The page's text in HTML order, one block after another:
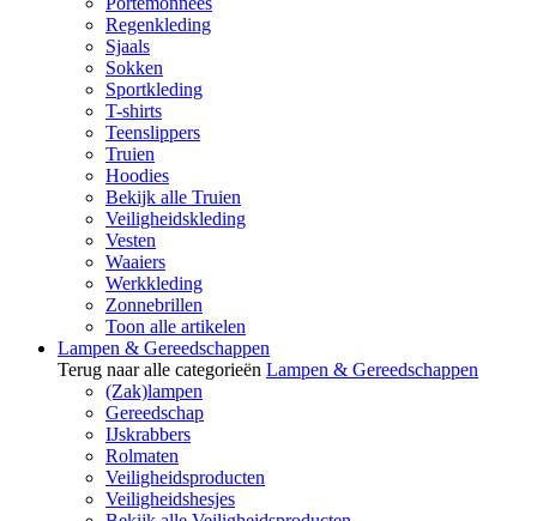
Regenkleding
Sjaals
Sokken
Sportkleding
T-shirts
Teenslippers
Truien
Hoodies
Bekijk alle Truien
Veiligheidskleding
Vesten
Waaiers
Werkkleding
Zonnebrillen
Toon alle artikelen
Lampen & Gereedschappen
Terug naar alle categorieën Lampen & Gereedschappen
(Zak)lampen
Gereedschap
IJskrabbers
Rolmaten
Veiligheidsproducten
Veiligheidshesjes